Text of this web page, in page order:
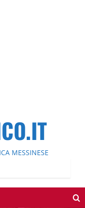
MESSINESE